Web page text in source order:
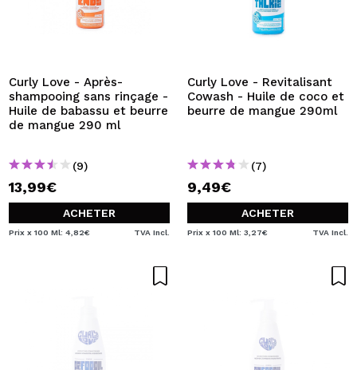
Curly Love - Après-
shampooing sans rinçage -
Huile de babassu et beurre
de mangue 290 ml
(9)
13,99€
ACHETER
Prix x 100 Ml: 4,82€ TVA Incl.
Curly Love - Revitalisant
Cowash - Huile de coco et
beurre de mangue 290ml
(7)
9,49€
ACHETER
Prix x 100 Ml: 3,27€ TVA Incl.